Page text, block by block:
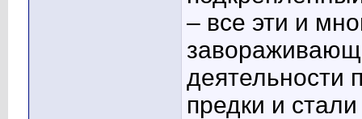
– все эти и
деятельности
предки и